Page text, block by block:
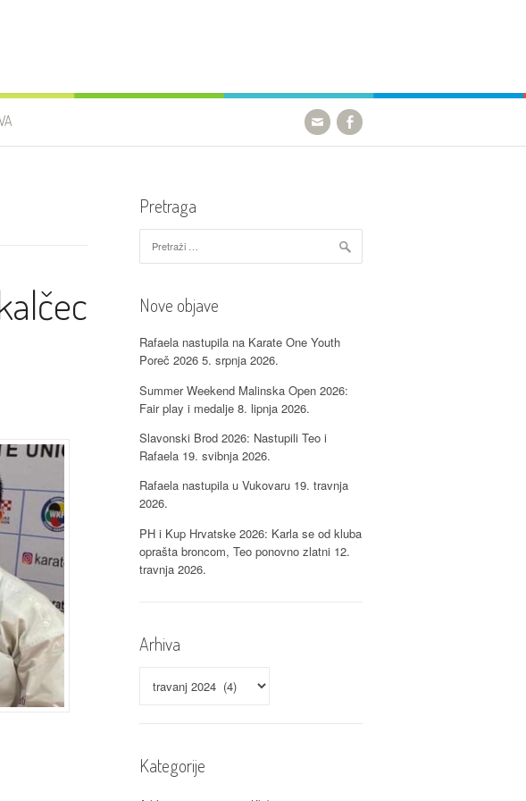
Pretraga
Nove objave
Rafaela nastupila na Karate One Youth
Poreč 2026 5. srpnja 2026.
Summer Weekend Malinska Open 2026:
Fair play i medalje 8. lipnja 2026.
Slavonski Brod 2026: Nastupili Teo i
Rafaela 19. svibnja 2026.
Rafaela nastupila u Vukovaru 19. travnja
2026.
PH i Kup Hrvatske 2026: Karla se od kluba
oprašta broncom, Teo ponovno zlatni 12.
travnja 2026.
Arhiva
Kategorije